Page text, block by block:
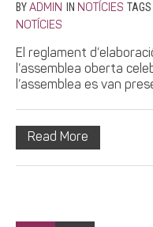
BY ADMIN IN NOTÍCIES TAGS
NOTÍCIES
El reglament
l’assemblea oberta
l’assemblea es van
Read More